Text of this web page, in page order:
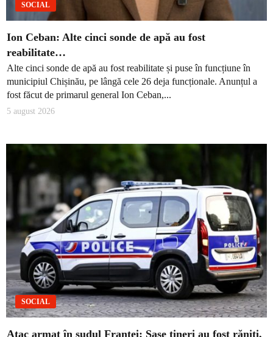
SOCIAL
Ion Ceban: Alte cinci sonde de apă au fost
reabilitate…
Alte cinci sonde de apă au fost reabilitate și puse în funcțiune în
municipiul Chișinău, pe lângă cele 26 deja funcționale. Anunțul a
fost făcut de primarul general Ion Ceban,...
5 august 2026
SOCIAL
Atac armat în sudul Franței: Șase tineri au fost răniți,